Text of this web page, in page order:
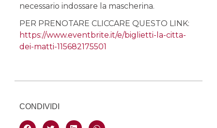
necessario indossare la mascherina.
PER PRENOTARE CLICCARE QUESTO LINK:
https://www.eventbrite.it/e/biglietti-la-citta-
dei-matti-115682175501
CONDIVIDI